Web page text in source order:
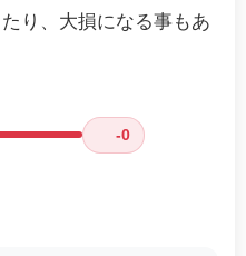
り、大損になる事もあ
-0